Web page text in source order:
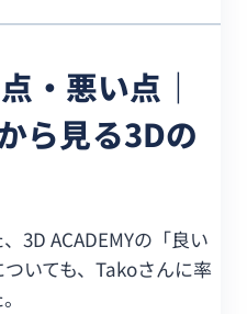
・悪い点｜
ら見る3Dの
3D ACADEMYの「良い
いても、Takoさんに率